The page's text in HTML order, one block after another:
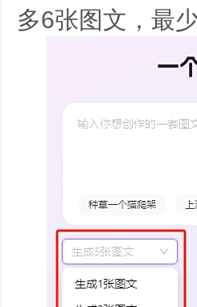
多6张图文，最